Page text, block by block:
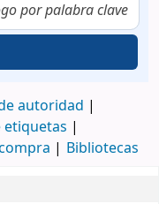
autoridad
etiquetas
Bibliotecas